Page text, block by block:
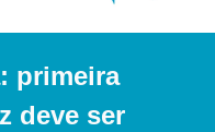
primeira
deve ser